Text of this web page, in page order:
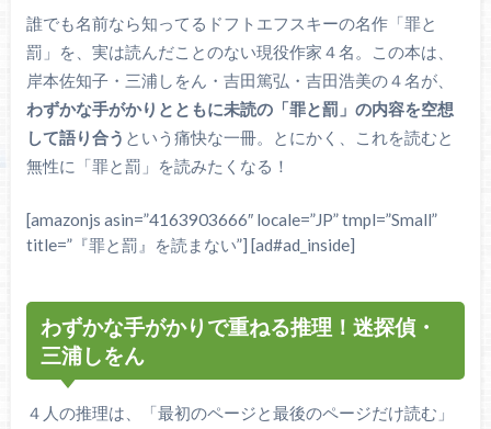
誰でも名前なら知ってるドフトエフスキーの名作「罪と
罰」を、実は読んだことのない現役作家４名。この本は、
岸本佐知子・三浦しをん・吉田篤弘・吉田浩美の４名が、
わずかな手がかりとともに未読の「罪と罰」の内容を空想
して語り合う という痛快な一冊。とにかく、これを読むと
無性に「罪と罰」を読みたくなる！
[amazonjs asin=”4163903666″ locale=”JP” tmpl=”Small”
title=”『罪と罰』を読まない”] [ad#ad_inside]
わずかな手がかりで重ねる推理！迷探偵・
三浦しをん
４人の推理は、「最初のページと最後のページだけ読む」